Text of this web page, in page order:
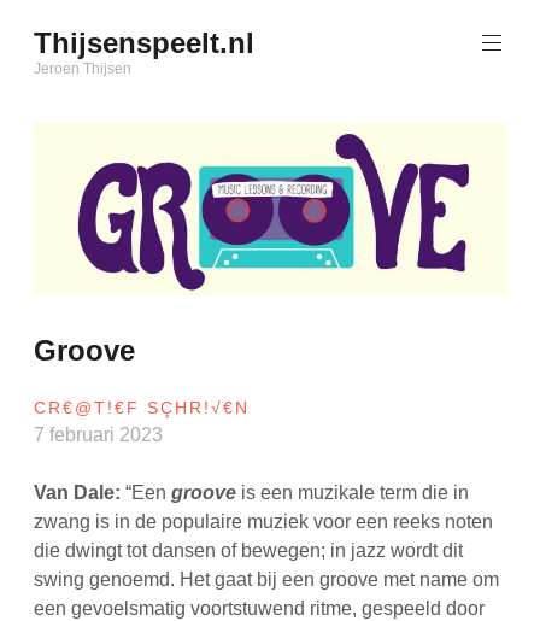
de
inhoud
Thijsenspeelt.nl
Jeroen Thijsen
Groove
CR€@T!€F SÇHR!√€N
7 februari 2023
Van Dale: “Eengroove is een muzikale term die in
zwang is in de populaire muziek voor een reeks noten
die dwingt tot dansen of bewegen; in jazz wordt dit
swing genoemd. Het gaat bij een groove met name om
een gevoelsmatig voortstuwend ritme, gespeeld door